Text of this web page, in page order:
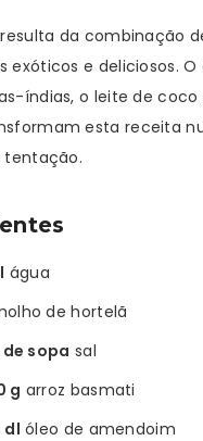
da combinação
exóticos e deliciosos. O
índias, o leite de coco
esta receita
tentação.
água
de hortelã
de sopa sal
g arroz basmati
dl óleo de amendoim